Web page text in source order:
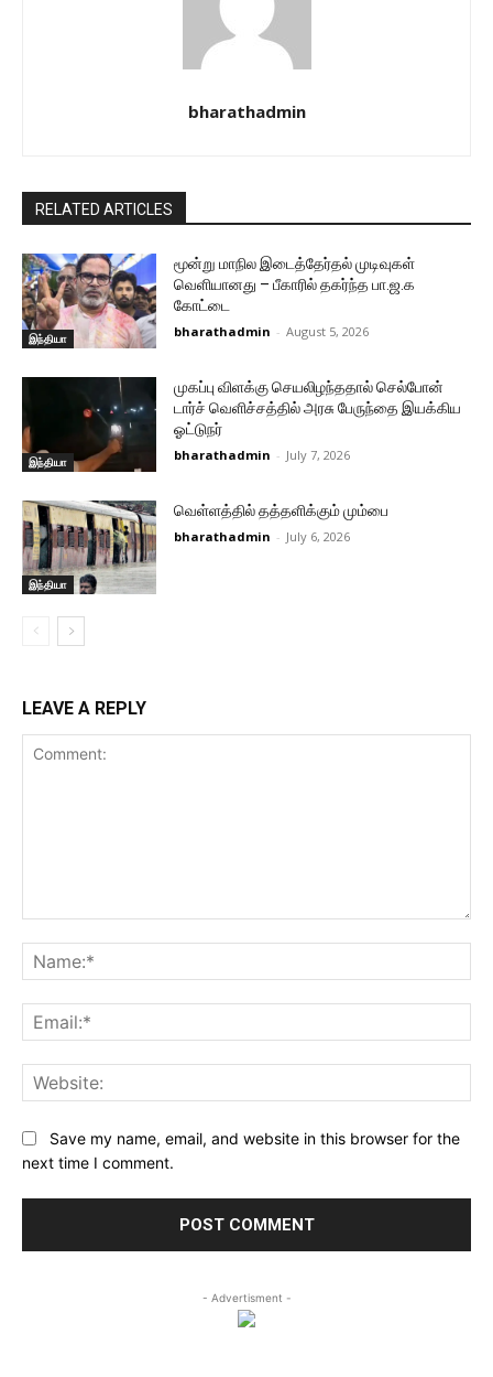
bharathadmin
RELATED ARTICLES
இந்தியா
மூன்று மாநில இடைத்தேர்தல் முடிவுகள்
வெளியானது – பீகாரில் தகர்ந்த பா.ஜ.க
கோட்டை
bharathadmin - August 5, 2026
இந்தியா
முகப்பு விளக்கு செயலிழந்ததால் செல்போன்
டார்ச் வெளிச்சத்தில் அரசு பேருந்தை இயக்கிய
ஓட்டுநர்
bharathadmin - July 7, 2026
இந்தியா
வெள்ளத்தில் தத்தளிக்கும் மும்பை
bharathadmin - July 6, 2026
LEAVE A REPLY
Save my name, email, and website in this browser for the
next time I comment.
- Advertisment -